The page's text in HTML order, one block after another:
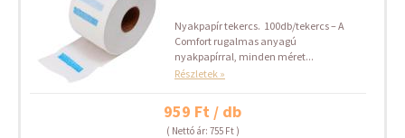
Nyakpapír tekercs. 100db/tekercs – A
Comfort rugalmas anyagú
nyakpapírral, minden méret...
Részletek »
959 Ft / db
( Nettó ár: 755 Ft )